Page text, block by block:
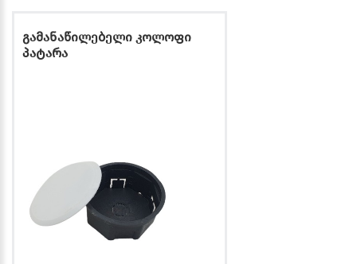
გამანაწილებელი კოლოფი
პატარა